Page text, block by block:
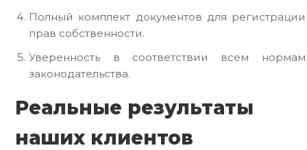
Полный комплект документов для регистрации
прав собственности.
Уверенность в соответствии всем нормам
законодательства.
Реальные результаты
наших клиентов